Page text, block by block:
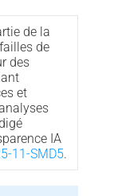
de la
de
des
et
IA
11-SMD5.